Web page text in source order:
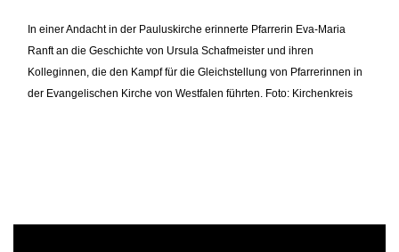
In einer Andacht in der Pauluskirche erinnerte Pfarrerin Eva-Maria
Ranft an die Geschichte von Ursula Schafmeister und ihren
Kolleginnen, die den Kampf für die Gleichstellung von Pfarrerinnen in
der Evangelischen Kirche von Westfalen führten. Foto: Kirchenkreis